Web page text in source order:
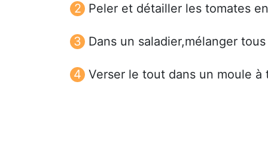
Peler et détailler les tomates
Dans un saladier,mélanger
Verser le tout dans un moule à